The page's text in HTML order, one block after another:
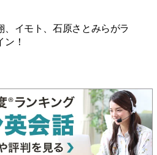
、イモト、石原さとみらがラ
ン！